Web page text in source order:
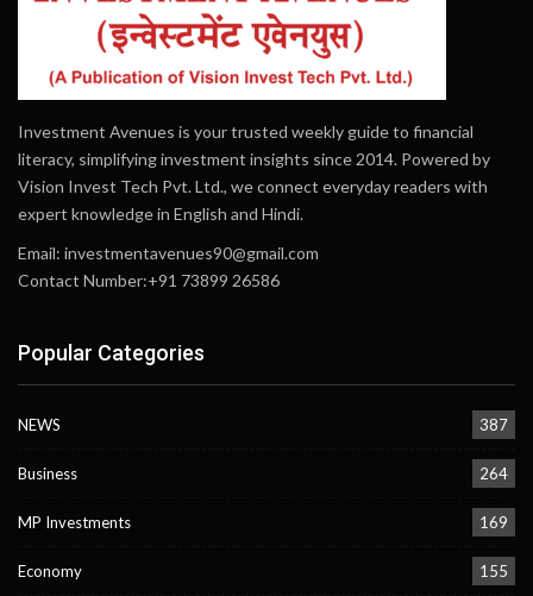
Investment Avenues is your trusted weekly guide to financial
literacy, simplifying investment insights since 2014. Powered by
Vision Invest Tech Pvt. Ltd., we connect everyday readers with
expert knowledge in English and Hindi.
Email: investmentavenues90@gmail.com
Contact Number:+91 73899 26586
Popular Categories
NEWS 387
Business 264
MP Investments 169
Economy 155